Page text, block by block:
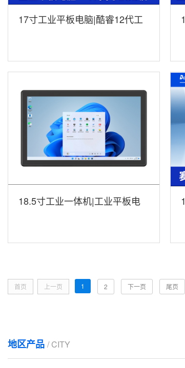
17寸工业平板电脑|酷睿12代工
1709-1235U
18.5寸工业一体机|工业平板电
首页 上一页 1 2 下一页 尾页
地区产品 / CITY